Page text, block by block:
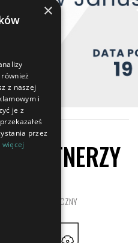
PARTNERZY
PARTNER STRATEGICZNY
×
z naszej
i
je z
przez
więcej